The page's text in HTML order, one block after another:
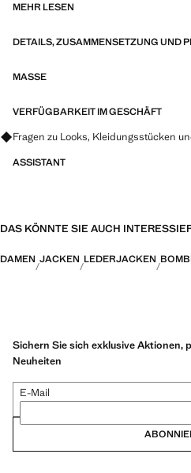
Stoffen, um eine feminine und
MEHR LESEN
DETAILS, ZUSAMMENSETZUNG UND
MASSE
VERFÜGBARKEIT IM GESCHÄFT
Fragen zu Looks, Kleidungsstücken
ASSISTANT
DAS KÖNNTE SIE AUCH
DAMEN JACKEN LEDERJACKEN
Sichern Sie sich exklusive Aktionen,
Neuheiten
E-Mail